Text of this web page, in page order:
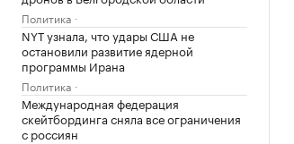
Политика
NYT узнала, что удары США не
остановили развитие ядерной
программы Ирана
Политика
Международная федерация
скейтбординга сняла все ограничения
с россиян